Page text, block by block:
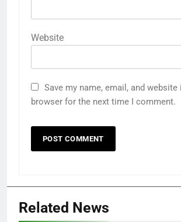
Website
Save my name, email, and website
browser for the next time I comment.
Related News